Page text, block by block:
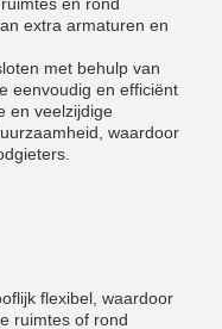
extra armaturen en
met behulp van
eenvoudig en efficiënt
en veelzijdige
waardoor
flexibel, waardoor
ruimtes of rond